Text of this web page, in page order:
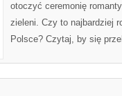
otoczyć ceremonię
zieleni. Czy to najbardziej
Polsce? Czytaj, by się